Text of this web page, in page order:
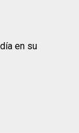
en su